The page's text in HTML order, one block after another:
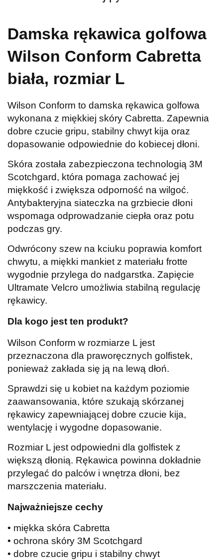
Damska rękawica golfowa
Wilson Conform Cabretta
biała, rozmiar L
Wilson Conform to damska rękawica golfowa
wykonana z miękkiej skóry Cabretta. Zapewnia
dobre czucie gripu, stabilny chwyt kija oraz
dopasowanie odpowiednie do kobiecej dłoni.
Skóra została zabezpieczona technologią 3M
Scotchgard, która pomaga zachować jej
miękkość i zwiększa odporność na wilgoć.
Antybakteryjna siateczka na grzbiecie dłoni
wspomaga odprowadzanie ciepła oraz potu
podczas gry.
Odwrócony szew na kciuku poprawia komfort
chwytu, a miękki mankiet z materiału frotte
wygodnie przylega do nadgarstka. Zapięcie
Ultramate Velcro umożliwia stabilną regulację
rękawicy.
Dla kogo jest ten produkt?
Wilson Conform w rozmiarze L jest
przeznaczona dla praworęcznych golfistek,
ponieważ zakłada się ją na lewą dłoń.
Sprawdzi się u kobiet na każdym poziomie
zaawansowania, które szukają skórzanej
rękawicy zapewniającej dobre czucie kija,
wentylację i wygodne dopasowanie.
Rozmiar L jest odpowiedni dla golfistek z
większą dłonią. Rękawica powinna dokładnie
przylegać do palców i wnętrza dłoni, bez
marszczenia materiału.
Najważniejsze cechy
• miękka skóra Cabretta
• ochrona skóry 3M Scotchgard
• dobre czucie gripu i stabilny chwyt